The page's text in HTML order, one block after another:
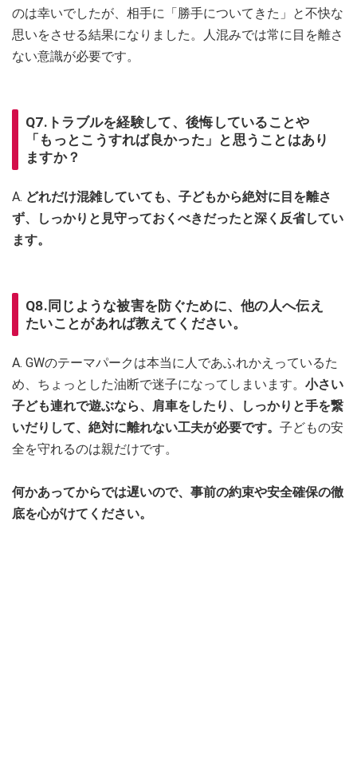
のは幸いでしたが、相手に「勝手についてきた」と不快な
思いをさせる結果になりました。人混みでは常に目を離さ
ない意識が必要です。
Q7.トラブルを経験して、後悔していることや
「もっとこうすれば良かった」と思うことはあり
ますか？
A. どれだけ混雑していても、子どもから絶対に目を離さ
ず、しっかりと見守っておくべきだったと深く反省してい
ます。
Q8.同じような被害を防ぐために、他の人へ伝え
たいことがあれば教えてください。
A. GWのテーマパークは本当に人であふれかえっているた
め、ちょっとした油断で迷子になってしまいます。 小さい
子ども連れで遊ぶなら、肩車をしたり、しっかりと手を繋
いだりして、絶対に離れない工夫が必要です。 子どもの安
全を守れるのは親だけです。
何かあってからでは遅いので、事前の約束や安全確保の徹
底を心がけてください。